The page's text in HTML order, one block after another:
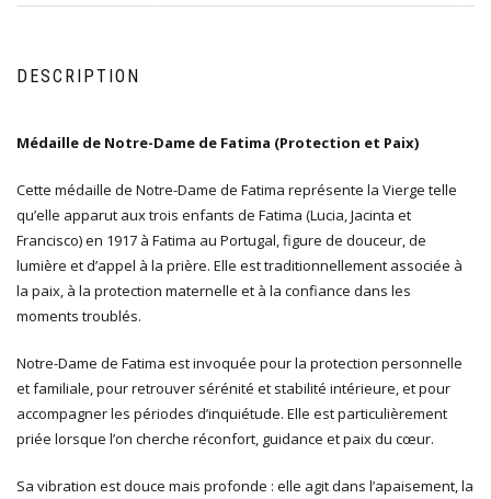
DESCRIPTION
Médaille de Notre-Dame de Fatima (Protection et Paix)
Cette médaille de Notre-Dame de Fatima représente la Vierge telle
qu’elle apparut aux trois enfants de Fatima (Lucia, Jacinta et
Francisco) en 1917 à Fatima au Portugal, figure de douceur, de
lumière et d’appel à la prière. Elle est traditionnellement associée à
la paix, à la protection maternelle et à la confiance dans les
moments troublés.
Notre-Dame de Fatima est invoquée pour la protection personnelle
et familiale, pour retrouver sérénité et stabilité intérieure, et pour
accompagner les périodes d’inquiétude. Elle est particulièrement
priée lorsque l’on cherche réconfort, guidance et paix du cœur.
Sa vibration est douce mais profonde : elle agit dans l’apaisement, la